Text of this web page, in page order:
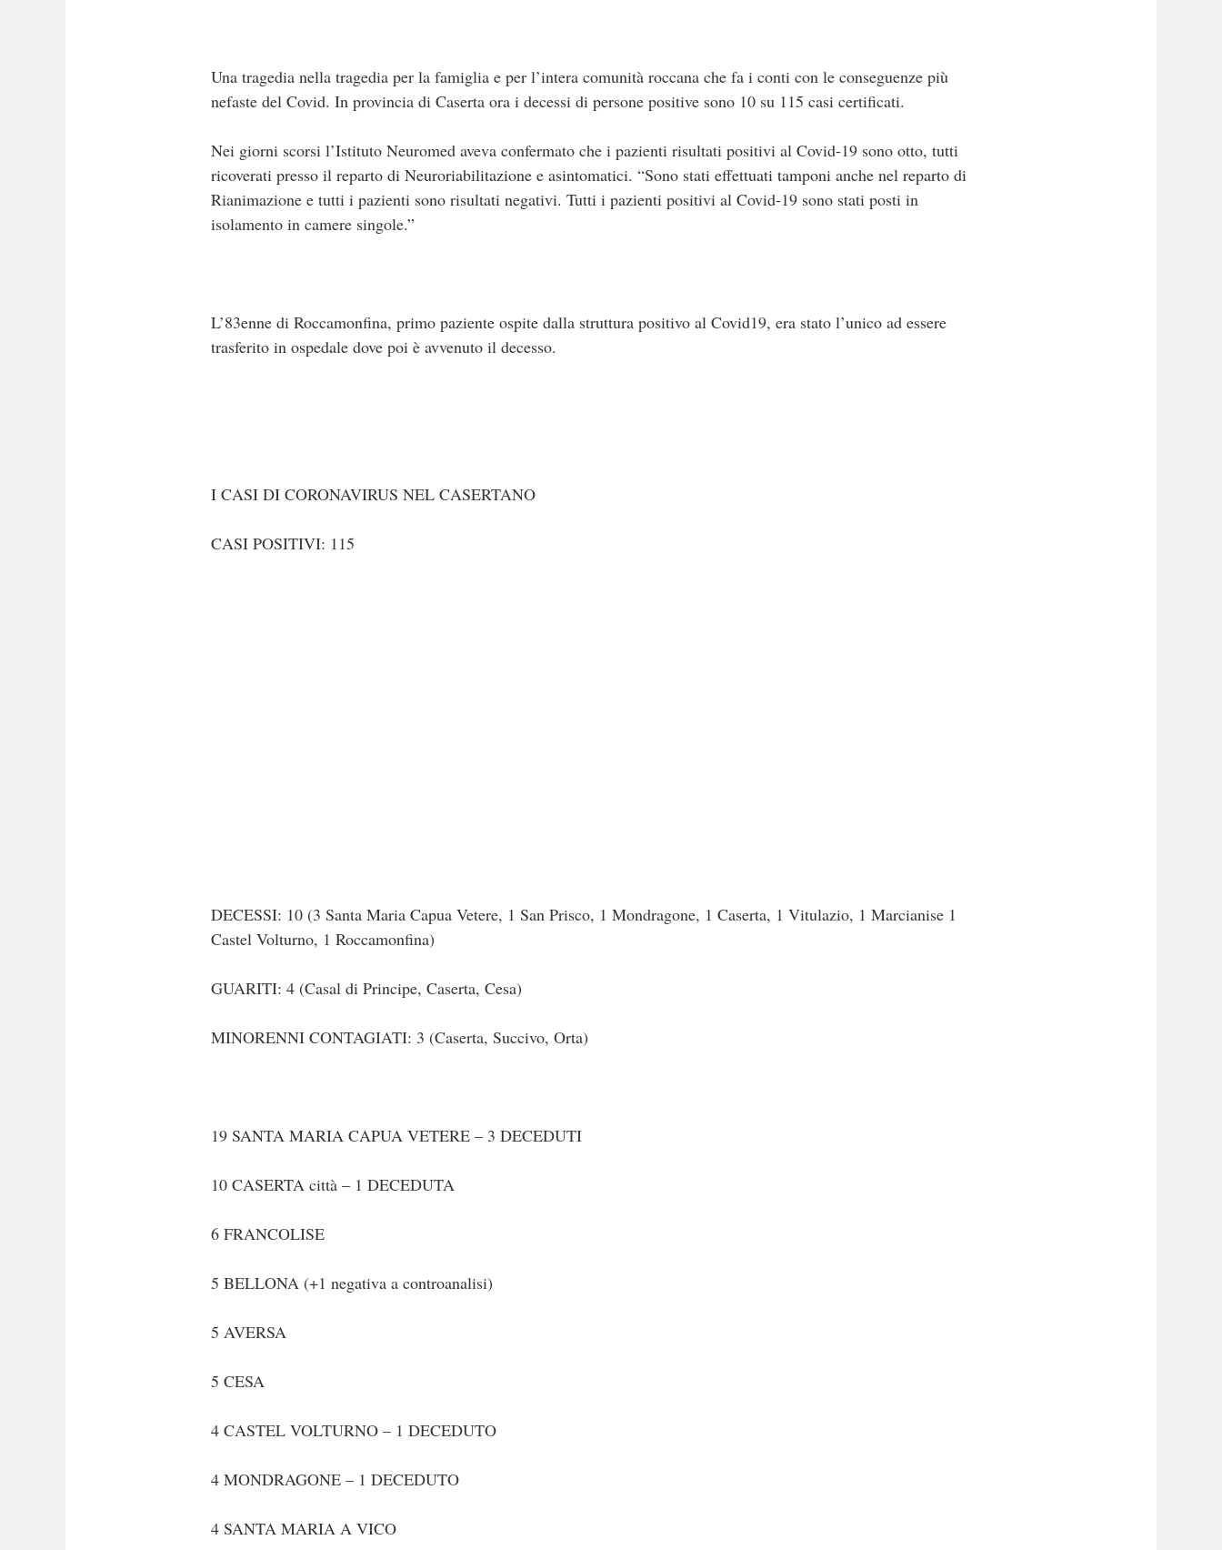
Una tragedia nella tragedia per la famiglia e per l’intera comunità roccana che fa i conti con le conseguenze più
nefaste del Covid. In provincia di Caserta ora i decessi di persone positive sono 10 su 115 casi certificati.
Nei giorni scorsi l’Istituto Neuromed aveva confermato che i pazienti risultati positivi al Covid-19 sono otto, tutti
ricoverati presso il reparto di Neuroriabilitazione e asintomatici. “Sono stati effettuati tamponi anche nel reparto di
Rianimazione e tutti i pazienti sono risultati negativi. Tutti i pazienti positivi al Covid-19 sono stati posti in
isolamento in camere singole.”
L’83enne di Roccamonfina, primo paziente ospite dalla struttura positivo al Covid19, era stato l’unico ad essere
trasferito in ospedale dove poi è avvenuto il decesso.
I CASI DI CORONAVIRUS NEL CASERTANO
CASI POSITIVI: 115
DECESSI: 10 (3 Santa Maria Capua Vetere, 1 San Prisco, 1 Mondragone, 1 Caserta, 1 Vitulazio, 1 Marcianise 1
Castel Volturno, 1 Roccamonfina)
GUARITI: 4 (Casal di Principe, Caserta, Cesa)
MINORENNI CONTAGIATI: 3 (Caserta, Succivo, Orta)
19 SANTA MARIA CAPUA VETERE – 3 DECEDUTI
10 CASERTA città – 1 DECEDUTA
6 FRANCOLISE
5 BELLONA (+1 negativa a controanalisi)
5 AVERSA
5 CESA
4 CASTEL VOLTURNO – 1 DECEDUTO
4 MONDRAGONE – 1 DECEDUTO
4 SANTA MARIA A VICO